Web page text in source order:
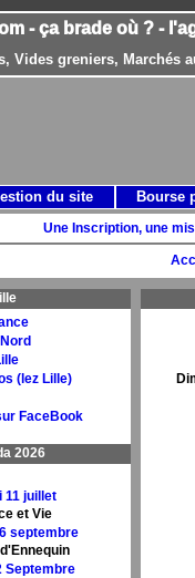
- ça brade où ? -
Vides greniers, Marchés
Une Inscription, une
(lez Lille)
FaceBook
2026
11 juillet
et Vie
septembre
Septembre
du site Bourse